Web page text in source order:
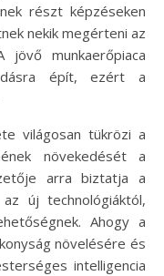
részt képzéseken
nekik megérteni az
jövő munkaerőpiaca
épít, ezért a
világosan tükrözi a
növekedését a
arra biztatja a
új technológiáktól,
Ahogy a
növelésére és
intelligencia